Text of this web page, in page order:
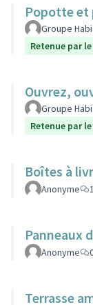
Popotte et
Groupe
Retenue par
Ouvrez,
Groupe
Retenue par
Boîtes à
Anonyme 1
Panneaux
Anonyme
Terrasse